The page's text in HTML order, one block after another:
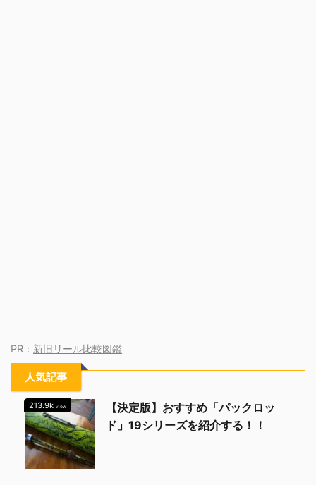
PR： 新旧リール比較図鑑
人気記事
213.9k view
【決定版】おすすめ「パックロッ
ド」19シリーズを紹介する！！